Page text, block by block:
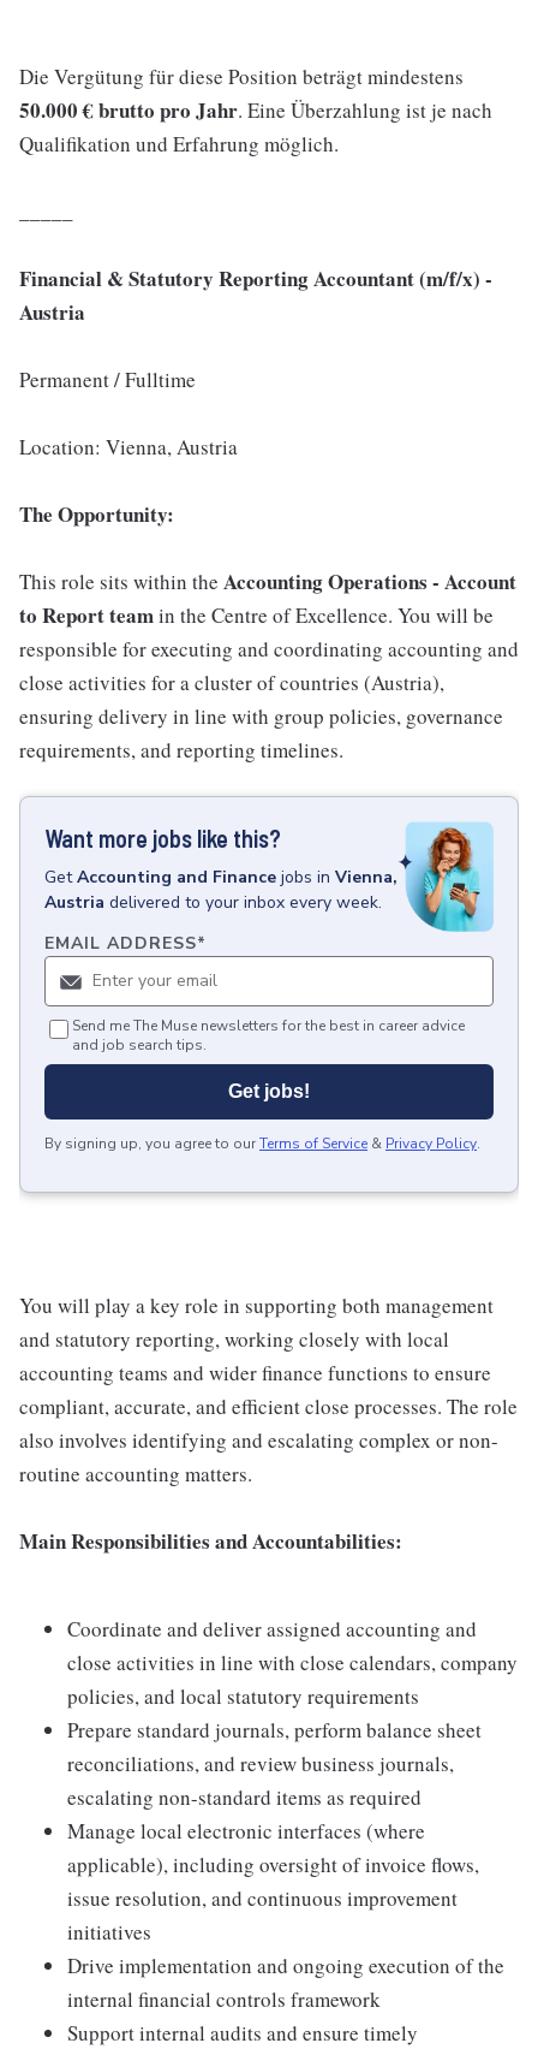
Die Vergütung für diese Position beträgt mindestens
50.000 € brutto pro Jahr. Eine Überzahlung ist je nach
Qualifikation und Erfahrung möglich.
Financial & Statutory Reporting Accountant (m/f/x) -
Austria
Permanent / Fulltime
Location: Vienna, Austria
The Opportunity:
This role sits within the Accounting Operations - Account
to Report teamin the Centre of Excellence. You will be
responsible for executing and coordinating accounting and
close activities for a cluster of countries (Austria),
ensuring delivery in line with group policies, governance
requirements, and reporting timelines.
Want more jobs like this?
GetAccounting and Finance jobs in Vienna,
Austria delivered to your inbox every week.
EMAIL ADDRESS*
Send me The Muse newsletters for the best in career advice
and job search tips.
Get jobs!
By signing up, you agree to ourTerms of Service & Privacy Policy.
You will play a key role in supporting both management
and statutory reporting, working closely with local
accounting teams and wider finance functions to ensure
compliant, accurate, and efficient close processes. The role
also involves identifying and escalating complex or non-
routine accounting matters.
Main Responsibilities and Accountabilities:
Coordinate and deliver assigned accounting and
close activities in line with close calendars, company
policies, and local statutory requirements
Prepare standard journals, perform balance sheet
reconciliations, and review business journals,
escalating non-standard items as required
Manage local electronic interfaces (where
applicable), including oversight of invoice flows,
issue resolution, and continuous improvement
initiatives
Drive implementation and ongoing execution of the
internal financial controls framework
Support internal audits and ensure timely